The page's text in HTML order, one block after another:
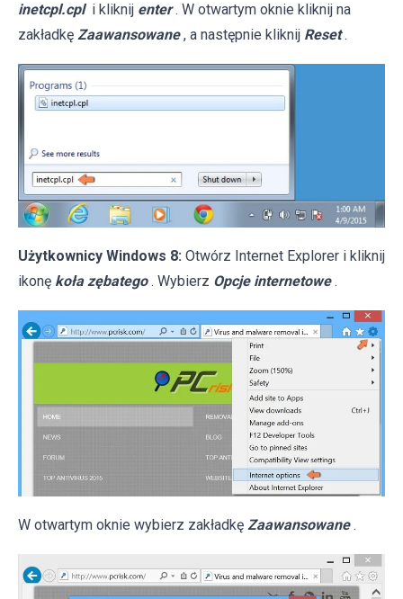
inetcpl.cpl i kliknij enter . W otwartym oknie kliknij na
zakładkę Zaawansowane , a następnie kliknij Reset .
Użytkownicy Windows 8: Otwórz Internet Explorer i kliknij
ikonę koła zębatego . Wybierz Opcje internetowe .
W otwartym oknie wybierz zakładkę Zaawansowane .